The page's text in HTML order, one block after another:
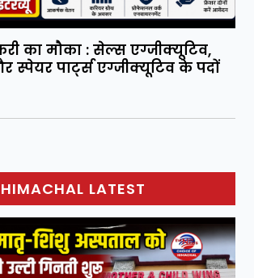
का मौका : सेल्स एग्जीक्यूटिव,
स्पेयर पार्ट्स एग्जीक्यूटिव के पदों
HIMACHAL LATEST